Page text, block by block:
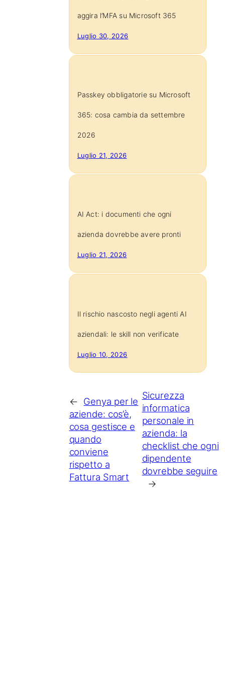
aggira l’MFA su Microsoft 365
Luglio 30, 2026
Passkey obbligatorie su Microsoft
365: cosa cambia da settembre
2026
Luglio 21, 2026
AI Act: i documenti che ogni
azienda dovrebbe avere pronti
Luglio 21, 2026
Il rischio nascosto negli agenti AI
aziendali: le skill non verificate
Luglio 10, 2026
← Genya per le
aziende: cos’è,
cosa gestisce e
quando
conviene
rispetto a
Fattura Smart
Sicurezza
informatica
personale in
azienda: la
checklist che ogni
dipendente
dovrebbe seguire
→